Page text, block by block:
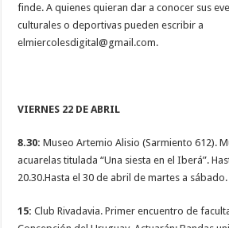
finde. A quienes quieran dar a conocer sus
culturales o deportivas pueden escribir a
elmiercolesdigital@gmail.com.
VIERNES 22 DE ABRIL
8.30: Museo Artemio Alisio (Sarmiento 612).
acuarelas titulada “Una siesta en el Iberá”.
20.30.Hasta el 30 de abril de martes a sábado.
15: Club Rivadavia. Primer encuentro de